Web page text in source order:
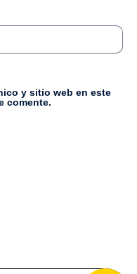
y sitio web en este
comente.